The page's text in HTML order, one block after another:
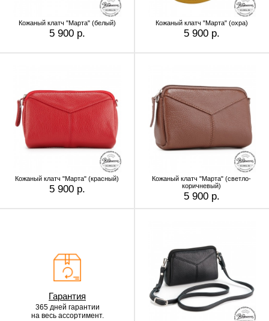
Кожаный клатч "Марта" (белый)
5 900 р.
Кожаный клатч "Марта" (охра)
5 900 р.
Кожаный клатч "Марта" (красный)
5 900 р.
Кожаный клатч "Марта" (светло-
коричневый)
5 900 р.
Гарантия
365 дней гарантии
на весь ассортимент.